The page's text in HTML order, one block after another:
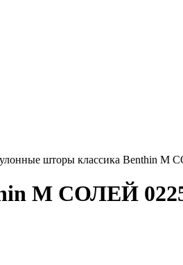
шторы классика Benthin M
M СОЛЕЙ